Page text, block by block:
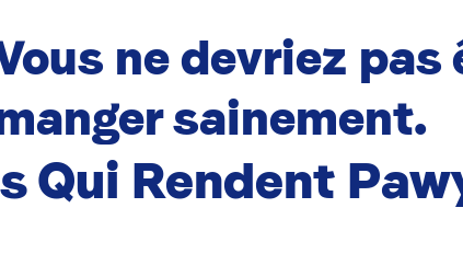
ne devriez pas
sainement.
Qui Rendent